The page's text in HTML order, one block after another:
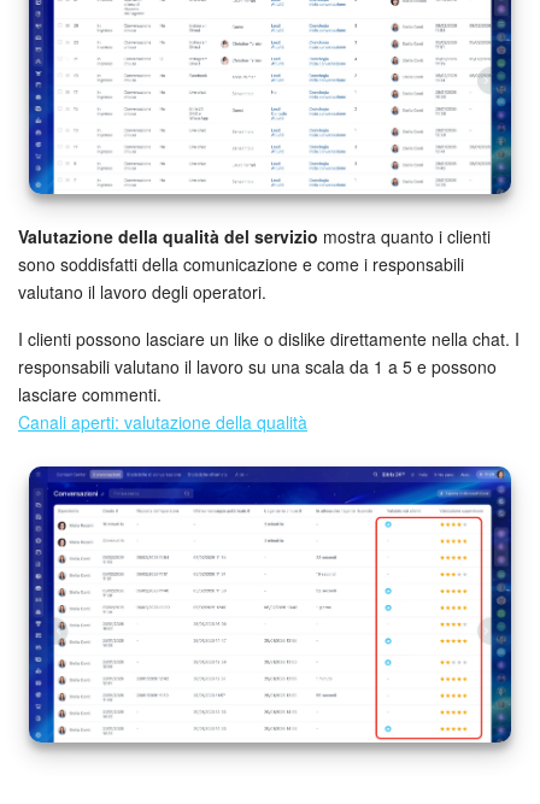
Valutazione della qualità del servizio mostra quanto i clienti
sono soddisfatti della comunicazione e come i responsabili
valutano il lavoro degli operatori.
I clienti possono lasciare un like o dislike direttamente nella chat. I
responsabili valutano il lavoro su una scala da 1 a 5 e possono
lasciare commenti.
Canali aperti: valutazione della qualità